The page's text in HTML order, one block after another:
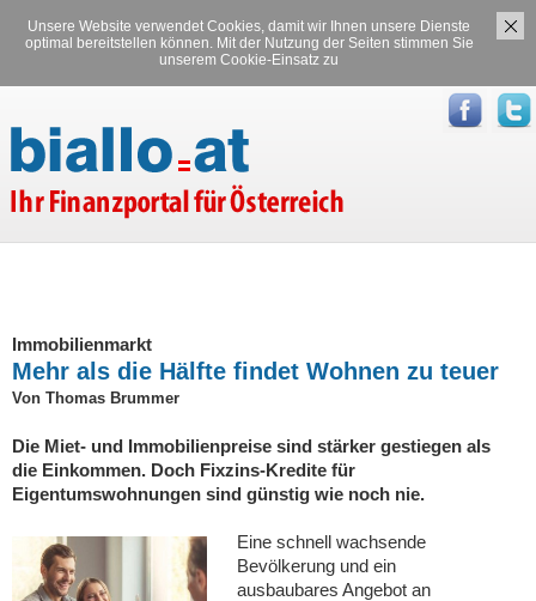
Unsere Website verwendet Cookies, damit wir Ihnen unsere Dienste
optimal bereitstellen können. Mit der Nutzung der Seiten stimmen Sie
unserem Cookie-Einsatz zu
Versicherungen Stromvergleich
Immobilienmarkt
Mehr als die Hälfte findet Wohnen zu teuer
Von Thomas Brummer
Die Miet- und Immobilienpreise sind stärker gestiegen als
die Einkommen. Doch Fixzins-Kredite für
Eigentumswohnungen sind günstig wie noch nie.
Eine schnell wachsende
Bevölkerung und ein
ausbaubares Angebot an